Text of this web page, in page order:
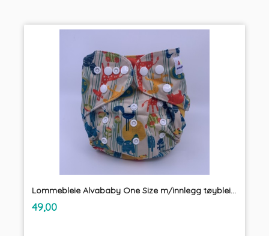
Lommebleie Alvababy One Size m/innlegg tøybleier
Pris
49,00mva.